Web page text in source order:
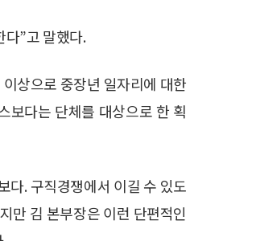
다”고 말했다.
상으로 중장년 일자리에 대한
보다는 단체를 대상으로 한 획
다. 구직경쟁에서 이길 수 있도
만 김 본부장은 이런 단편적인